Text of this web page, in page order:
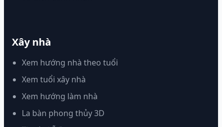
Xây nhà
Xem hướng nhà theo tuổi
Xem tuổi xây nhà
Xem hướng làm nhà
La bàn phong thủy 3D